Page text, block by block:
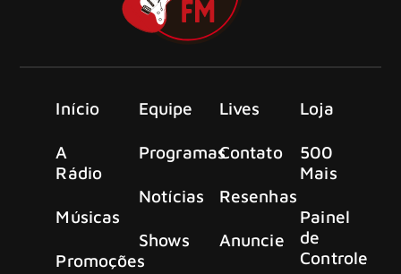
Início
A
Rádio
Músicas
Promoções
Equipe
Programas
Notícias
Shows
Lives
Contato
Resenhas
Anuncie
Loja
500
Mais
Painel
de
Controle